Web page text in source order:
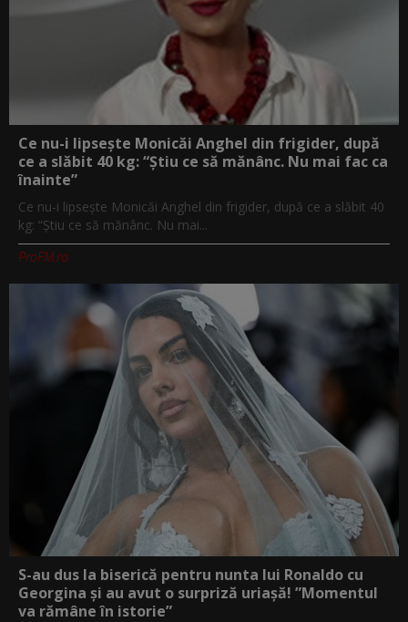
Ce nu-i lipsește Monicăi Anghel din frigider, după
ce a slăbit 40 kg: “Știu ce să mănânc. Nu mai fac ca
înainte”
Ce nu-i lipsește Monicăi Anghel din frigider, după ce a slăbit 40
kg: “Știu ce să mănânc. Nu mai...
ProFM.ro
S-au dus la biserică pentru nunta lui Ronaldo cu
Georgina și au avut o surpriză uriașă! ”Momentul
va rămâne în istorie”